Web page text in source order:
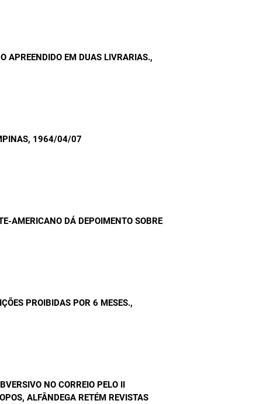
APREENDIDO EM DUAS LIVRARIAS.,
, 1964/04/07
AMERICANO DÁ DEPOIMENTO SOBRE
PROIBIDAS POR 6 MESES.,
NO CORREIO PELO II
ALFÂNDEGA RETÉM REVISTAS